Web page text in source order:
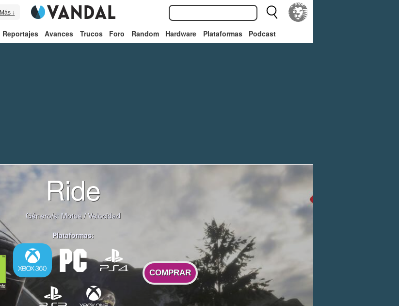
Más ↓
Reportajes Avances Trucos Foro Random Hardware Plataformas Podcast
Ride
Género/s: Motos/Velocidad
Plataformas:
COMPRAR